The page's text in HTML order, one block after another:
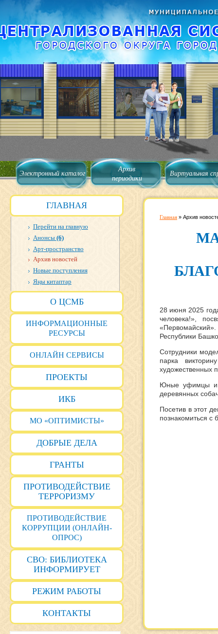
Электронный каталог
Архив
периодики
Виртуальная
ГЛАВНАЯ
Перейти на главную
Анонсы (6)
Арт-пространство
Архив новостей
Новые поступления
Яңы китаптар
О ЦСМБ
ИНФОРМАЦИОННЫЕ
РЕСУРСЫ
ОНЛАЙН СЕРВИСЫ
ПРОЕКТЫ
ИКБ
МО «ОПТИМИСТЫ»
ДОБРЫЕ ДЕЛА
ГРАНТЫ
ПРОТИВОДЕЙСТВИЕ
ТЕРРОРИЗМУ
ПРОТИВОДЕЙСТВИЕ
КОРРУПЦИИ (ОНЛАЙН-
ОПРОС)
СВО: БИБЛИОТЕКА
ИНФОРМИРУЕТ
РЕЖИМ РАБОТЫ
КОНТАКТЫ
Главная » Архив
28 июня 2025
человека!»,
Республики
Сотрудники
парка
художественных
Юные уфимцы и
деревянных
Посетив в этот
познакомиться с